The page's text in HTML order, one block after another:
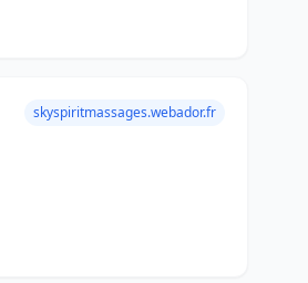
skyspiritmassages.webador.fr